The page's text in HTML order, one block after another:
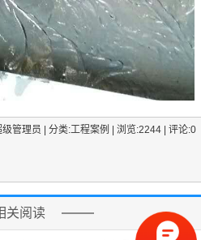
级管理员 | 分类:工程案例 | 浏览:2244 | 评论:0
关阅读